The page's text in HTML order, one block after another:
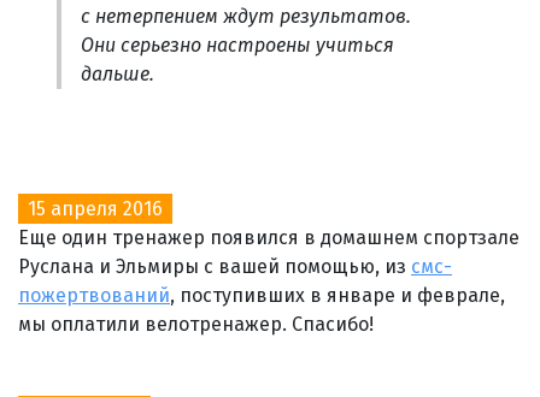
с нетерпением ждут результатов.
Они серьезно настроены учиться
дальше.
15 апреля 2016
Еще один тренажер появился в домашнем спортзале
Руслана и Эльмиры с вашей помощью, из смс-
пожертвований, поступивших в январе и феврале,
мы оплатили велотренажер. Спасибо!